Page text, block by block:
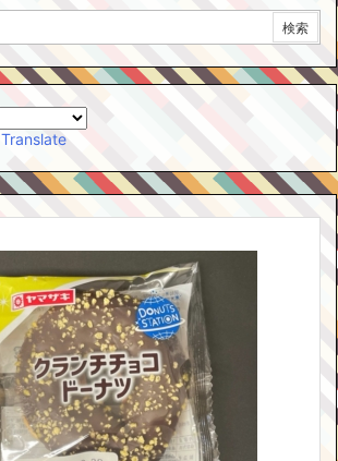
Translate